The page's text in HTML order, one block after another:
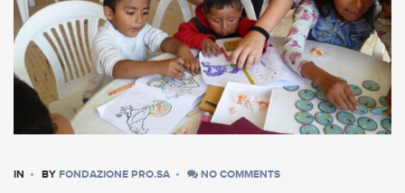
IN BY FONDAZIONE PRO.SA NO COMMENTS